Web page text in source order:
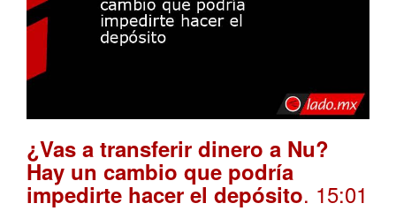
¿Vas a transferir dinero a Nu?
Hay un cambio que podría
impedirte hacer el depósito. 15:01